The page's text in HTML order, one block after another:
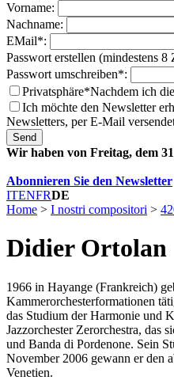
Vorname:
Nachname:
EMail*:
Passwort erstellen (mindestens
Passwort umschreiben*:
Privatsphäre*Nachdem ich die
Ich möchte den Newsletter
Newsletters, per E-Mail
Send
Wir haben von Freitag, dem
Abonnieren Sie den Newsletter
ITENFRDE
Home > I nostri compositori >
Didier Ortolan
1966 in Hayange (Frankreich)
Kammerorchesterformationen
das Studium der Harmonie und
Jazzorchester Zerorchestra, das
und Banda di Pordenone. Sein
November 2006 gewann er den
Venetien.